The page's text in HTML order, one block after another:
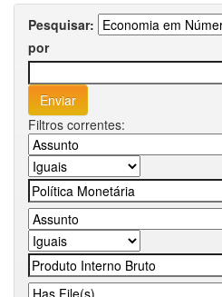
Pesquisar:
por
Filtros correntes: